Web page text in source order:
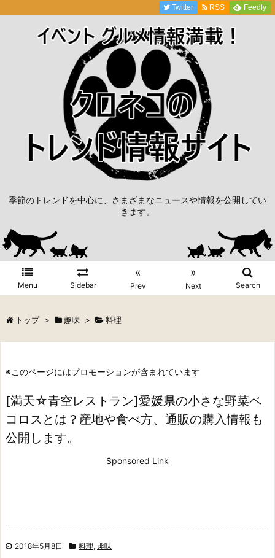
季節のトレンドを中心に、さまざまなニュースや情報を公開してい
きます。
Menu Sidebar
«
Prev
»
Next Search
Twitter RSS Feedly
トップ > 趣味 > 料理
※このページにはプロモーションが含まれています
[満天☆青空レストラン]愛媛県の小さな野菜ペ
コロスとは？産地や食べ方、通販の購入情報も
公開します。
Sponsored Link
2018年5月8日 料理, 趣味